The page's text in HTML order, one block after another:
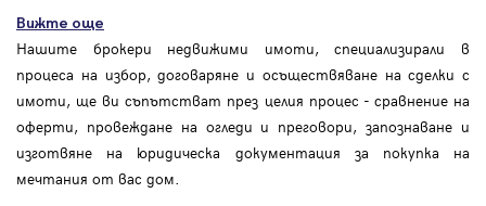
Вижте още
Нашите брокери недвижими имоти, специализирали в
процеса на избор, договаряне и осъществяване на сделки с
имоти, ще ви съпътстват през целия процес - сравнение на
оферти, провеждане на огледи и преговори, запознаване и
изготвяне на юридическа документация за покупка на
мечтания от вас дом.